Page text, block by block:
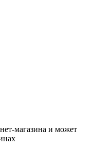
магазина и может